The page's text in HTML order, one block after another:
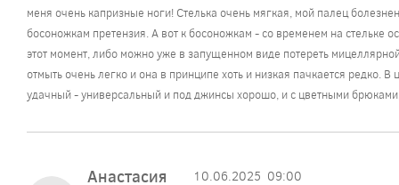
меня очень капризные ноги! Стелька очень мягкая, мой палец
босоножкам претензия. А вот к босоножкам - со временем на стельке
этот момент, либо можно уже в запущенном виде потереть
отмыть очень легко и она в принципе хоть и низкая пачкается редко.
удачный - универсальный и под джинсы хорошо, и с цветными
Анастасия 10.06.2025 09:00